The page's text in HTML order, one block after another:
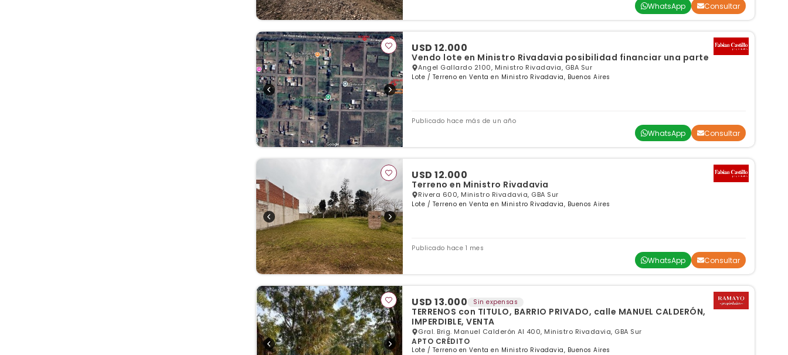
WhatsApp Consultar
USD 12.000
Vendo lote en Ministro Rivadavia posibilidad financiar una parte
Angel Gallardo 2100, Ministro Rivadavia, GBA Sur
Lote / Terreno en Venta en Ministro Rivadavia, Buenos Aires
Publicado hace más de un año
WhatsApp Consultar
USD 12.000
Terreno en Ministro Rivadavia
Rivera 600, Ministro Rivadavia, GBA Sur
Lote / Terreno en Venta en Ministro Rivadavia, Buenos Aires
Publicado hace 1 mes
WhatsApp Consultar
USD 13.000 Sin expensas
TERRENOS con TITULO, BARRIO PRIVADO, calle MANUEL CALDERÓN,
IMPERDIBLE, VENTA
Gral. Brig. Manuel Calderón Al 400, Ministro Rivadavia, GBA Sur
APTO CRÉDITO
Lote / Terreno en Venta en Ministro Rivadavia, Buenos Aires